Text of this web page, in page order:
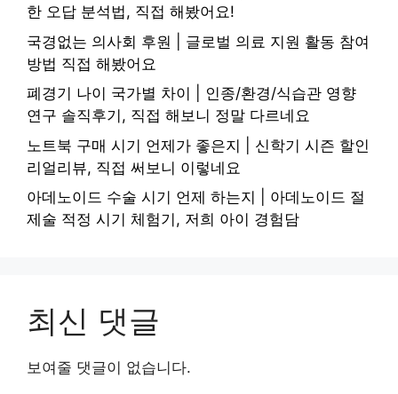
한 오답 분석법, 직접 해봤어요!
국경없는 의사회 후원 | 글로벌 의료 지원 활동 참여
방법 직접 해봤어요
폐경기 나이 국가별 차이 | 인종/환경/식습관 영향
연구 솔직후기, 직접 해보니 정말 다르네요
노트북 구매 시기 언제가 좋은지 | 신학기 시즌 할인
리얼리뷰, 직접 써보니 이렇네요
아데노이드 수술 시기 언제 하는지 | 아데노이드 절
제술 적정 시기 체험기, 저희 아이 경험담
최신 댓글
보여줄 댓글이 없습니다.